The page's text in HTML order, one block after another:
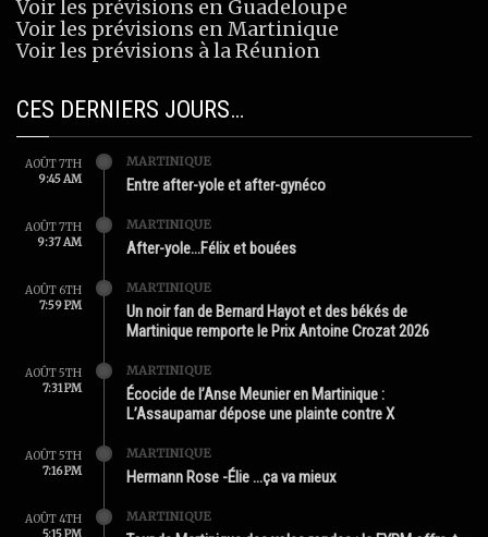
Voir les prévisions en Guadeloupe
Voir les prévisions en Martinique
Voir les prévisions à la Réunion
CES DERNIERS JOURS…
AOÛT 7TH
9:45 AM
MARTINIQUE
Entre after-yole et after-gynéco
AOÛT 7TH
9:37 AM
MARTINIQUE
After-yole…Félix et bouées
AOÛT 6TH
7:59 PM
MARTINIQUE
Un noir fan de Bernard Hayot et des békés de
Martinique remporte le Prix Antoine Crozat 2026
AOÛT 5TH
7:31 PM
MARTINIQUE
Écocide de l’Anse Meunier en Martinique :
L’Assaupamar dépose une plainte contre X
AOÛT 5TH
7:16 PM
MARTINIQUE
Hermann Rose -Élie …ça va mieux
AOÛT 4TH
5:15 PM
MARTINIQUE